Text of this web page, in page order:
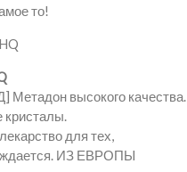
то!
Метадон высокого качества.
кристалы.
для тех,
ИЗ ЕВРОПЫ